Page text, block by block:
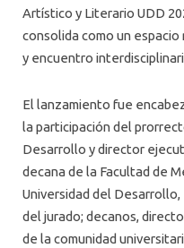
Artístico y Literario UDD
consolida como un
y encuentro
El lanzamiento fue
la participación del
Desarrollo y director
decana de la Facultad de
Universidad del
del jurado; decanos,
de la comunidad